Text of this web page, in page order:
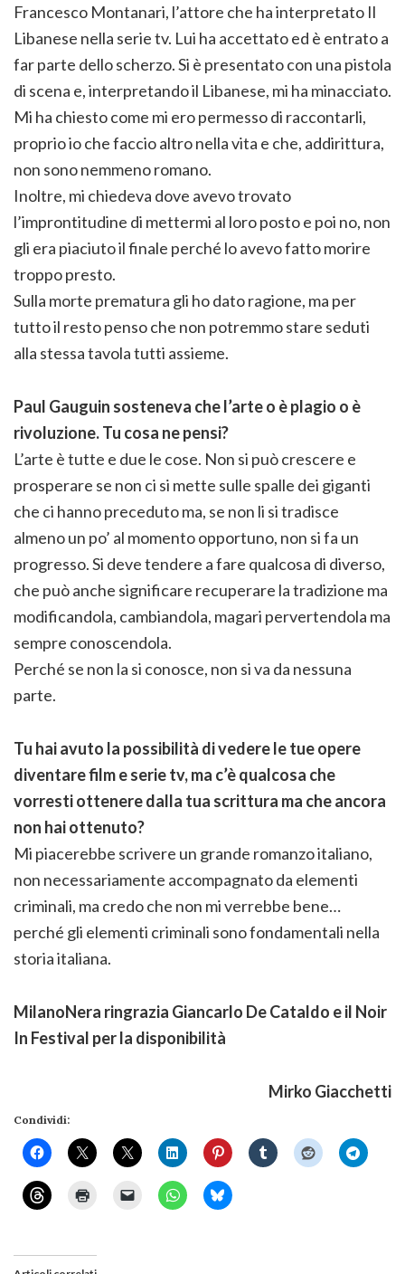
Francesco Montanari, l’attore che ha interpretato Il
Libanese nella serie tv. Lui ha accettato ed è entrato a
far parte dello scherzo. Si è presentato con una pistola
di scena e, interpretando il Libanese, mi ha minacciato.
Mi ha chiesto come mi ero permesso di raccontarli,
proprio io che faccio altro nella vita e che, addirittura,
non sono nemmeno romano.
Inoltre, mi chiedeva dove avevo trovato
l’improntitudine di mettermi al loro posto e poi no, non
gli era piaciuto il finale perché lo avevo fatto morire
troppo presto.
Sulla morte prematura gli ho dato ragione, ma per
tutto il resto penso che non potremmo stare seduti
alla stessa tavola tutti assieme.
Paul Gauguin sosteneva che l’arte o è plagio o è
rivoluzione. Tu cosa ne pensi?
L’arte è tutte e due le cose. Non si può crescere e
prosperare se non ci si mette sulle spalle dei giganti
che ci hanno preceduto ma, se non li si tradisce
almeno un po’ al momento opportuno, non si fa un
progresso. Si deve tendere a fare qualcosa di diverso,
che può anche significare recuperare la tradizione ma
modificandola, cambiandola, magari pervertendola ma
sempre conoscendola.
Perché se non la si conosce, non si va da nessuna
parte.
Tu hai avuto la possibilità di vedere le tue opere
diventare film e serie tv, ma c’è qualcosa che
vorresti ottenere dalla tua scrittura ma che ancora
non hai ottenuto?
Mi piacerebbe scrivere un grande romanzo italiano,
non necessariamente accompagnato da elementi
criminali, ma credo che non mi verrebbe bene…
perché gli elementi criminali sono fondamentali nella
storia italiana.
MilanoNera ringrazia Giancarlo De Cataldo e il Noir
In Festival per la disponibilità
Mirko Giacchetti
Condividi: